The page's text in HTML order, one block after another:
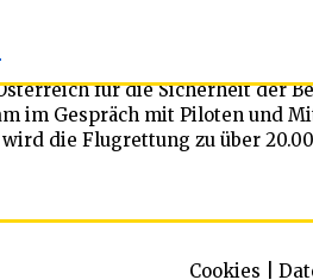
für die Sicherheit der
im Gespräch mit Piloten und
die Flugrettung zu über
Cookies